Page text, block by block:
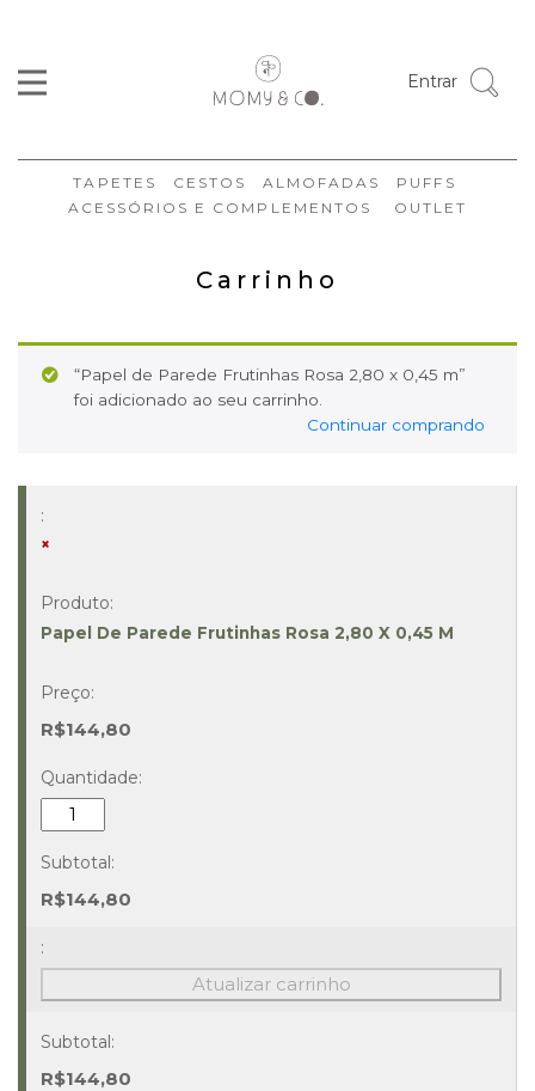
Entrar
TAPETES CESTOS ALMOFADAS
PUFFS
ACESSÓRIOS E COMPLEMENTOS
OUTLET
Carrinho
“Papel de Parede Frutinhas Rosa 2,80 x 0,45 m”
foi adicionado ao seu carrinho.
Continuar comprando
×
Papel De Parede Frutinhas Rosa 2,80 X 0,45 M
R$144,80
Papel
De
Parede
Frutinhas
Rosa
2,80
X
Quantidade
R$144,80
Atualizar carrinho
R$144,80